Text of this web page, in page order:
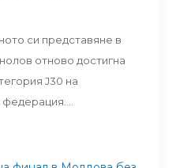
си представяне в
отново достигна
J30 на